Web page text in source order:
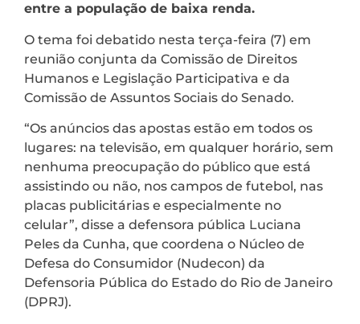
entre a população de baixa renda.
O tema foi debatido nesta terça-feira (7) em
reunião conjunta da Comissão de Direitos
Humanos e Legislação Participativa e da
Comissão de Assuntos Sociais do Senado.
“Os anúncios das apostas estão em todos os
lugares: na televisão, em qualquer horário, sem
nenhuma preocupação do público que está
assistindo ou não, nos campos de futebol, nas
placas publicitárias e especialmente no
celular”, disse a defensora pública Luciana
Peles da Cunha, que coordena o Núcleo de
Defesa do Consumidor (Nudecon) da
Defensoria Pública do Estado do Rio de Janeiro
(DPRJ).